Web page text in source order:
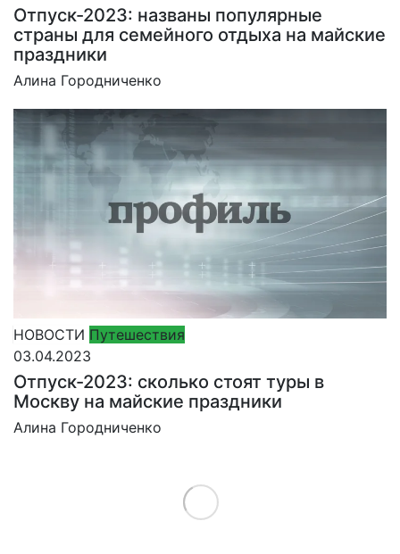
Отпуск-2023: названы популярные
страны для семейного отдыха на майские
праздники
Алина Городниченко
НОВОСТИ Путешествия
03.04.2023
Отпуск-2023: сколько стоят туры в
Москву на майские праздники
Алина Городниченко
Load More